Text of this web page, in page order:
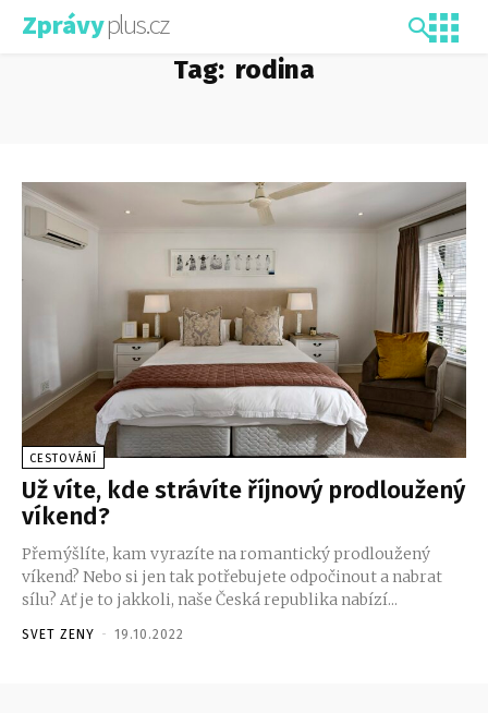
Zprávyplus.cz
Tag: rodina
CESTOVÁNÍ
Už víte, kde strávíte říjnový prodloužený
víkend?
Přemýšlíte, kam vyrazíte na romantický prodloužený
víkend? Nebo si jen tak potřebujete odpočinout a nabrat
sílu? Ať je to jakkoli, naše Česká republika nabízí...
SVET ZENY - 19.10.2022